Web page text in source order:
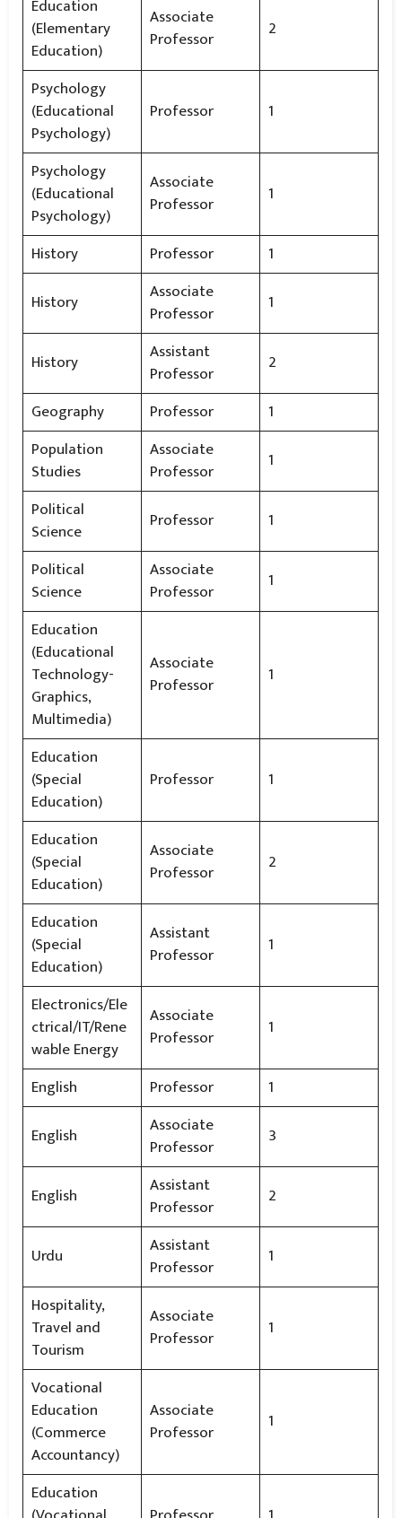
Education
(Elementary
Education)
Associate
Professor
2
Psychology
(Educational
Psychology)
Professor 1
Psychology
(Educational
Psychology)
Associate
Professor
1
History Professor
1
History
Associate
Professor
1
History
Assistant
Professor
2
Geography
Professor
1
Population
Studies
Associate
Professor
1
Political
Science
Professor
1
Political
Science
Associate
Professor
1
Education
(Educational
Technology-
Graphics,
Multimedia)
Associate
Professor
1
Education
(Special
Education)
Professor 1
Education
(Special
Education)
Associate
Professor
2
Education
(Special
Education)
Assistant
Professor
1
Electronics/Ele
ctrical/IT/Rene
wable Energy
Associate
Professor
1
English Professor
1
English
Associate
Professor
3
English
Assistant
Professor
2
Urdu
Assistant
Professor
1
Hospitality,
Travel and
Tourism
Associate
Professor
1
Vocational
Education
(Commerce
Accountancy)
Associate
Professor
1
Education